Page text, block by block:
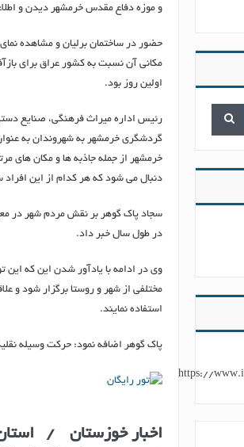
و موزه دفاع مقدس خرمشهر دیدن و
حضور در ساختمان برلیان و مشاهده
مکانی آن نسبت به کشور عراق برای
اولين روز بود.
رئیس اداره میراث فرهنگی، صنایع
گردشگری خرمشهر به شهروندان به
خرمشهر از جمله جاذبه ها و مکان های
دنبال می شود که هر کدام از این
سجاد پاک گوهر بر نقش مردم شهر در
در طول سال خبر داد.
مختلفی از شهر و روستا برگزار شود و
استفاده نمايند.
پاک گوهر اضافه نمود: حرکت وسیله
اخبار خوزستان /
https://